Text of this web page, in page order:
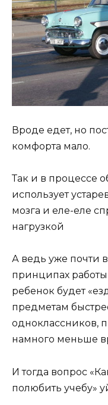
Вроде едет, но
комфорта мало.
Так и в процессе
использует
мозга и еле-еле
нагрузкой
А ведь уже почти
принципах
ребенок будет
предметам
одноклассников,
намного меньше
И тогда вопрос
полюбить учебу»